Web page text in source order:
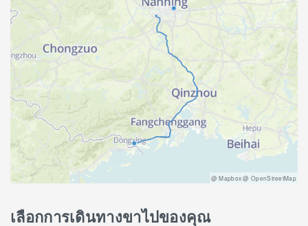
@ Mapbox @ OpenStreetMap
เลือกการเดินทางขาไปของคุณ